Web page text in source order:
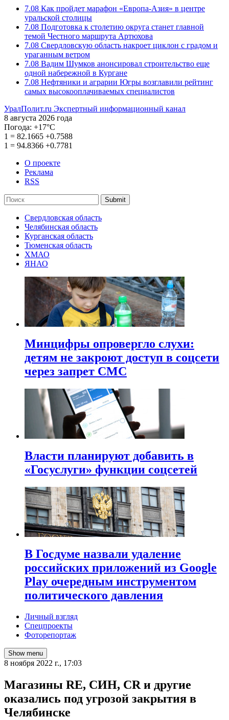
7.08 Как пройдет марафон «Европа-Азия» в центре
уральской столицы
7.08 Подготовка к столетию округа станет главной
темой Честного маршрута Артюхова
7.08 Свердловскую область накроет циклон с градом и
ураганным ветром
7.08 Вадим Шумков анонсировал строительство еще
одной набережной в Кургане
7.08 Нефтяники и аграрии Югры возглавили рейтинг
самых высокооплачиваемых специалистов
УралПолит.ru Экспертный информационный канал
8 августа 2026 года
Погода: +17°С
1 = 82.1665 +0.7588
1 = 94.8366 +0.7781
О проекте
Реклама
RSS
Submit
Свердловская область
Челябинская область
Курганская область
Тюменская область
ХМАО
ЯНАО
Минцифры опровергло слухи:
детям не закроют доступ в соцсети
через запрет СМС
Власти планируют добавить в
«Госуслуги» функции соцсетей
В Госдуме назвали удаление
российских приложений из Google
Play очередным инструментом
политического давления
Личный взгляд
Спецпроекты
Фоторепортаж
Show menu
8 ноября 2022 г., 17:03
​Магазины RE, СИН, CR и другие
оказались под угрозой закрытия в
Челябинске